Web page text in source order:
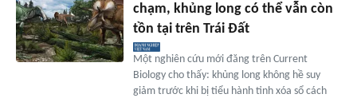
chạm, khủng long có thể vẫn còn
tồn tại trên Trái Đất
Một nghiên cứu mới đăng trên Current
Biology cho thấy: khủng long không hề suy
giảm trước khi bị tiểu hành tinh xóa sổ cách